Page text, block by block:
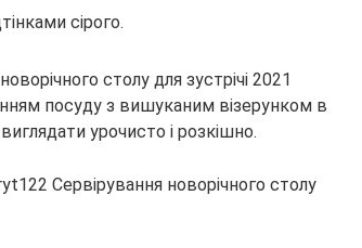
сірого.
столу для зустрічі 2021
посуду з вишуканим візерунком в
урочисто і розкішно.